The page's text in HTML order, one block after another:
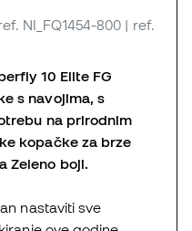
NI_FQ1454-800 | ref.
10 Elite FG
s navojima, s
na prirodnim
kopačke za brze
Zeleno boji.
nastaviti sve